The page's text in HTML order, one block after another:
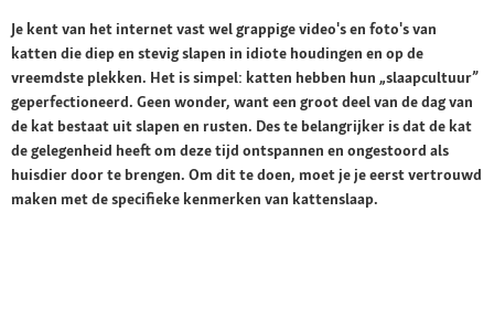
Je kent van het internet vast wel grappige video's en foto's van
katten die diep en stevig slapen in idiote houdingen en op de
vreemdste plekken. Het is simpel: katten hebben hun „slaapcultuur”
geperfectioneerd. Geen wonder, want een groot deel van de dag van
de kat bestaat uit slapen en rusten. Des te belangrijker is dat de kat
de gelegenheid heeft om deze tijd ontspannen en ongestoord als
huisdier door te brengen. Om dit te doen, moet je je eerst vertrouwd
maken met de specifieke kenmerken van kattenslaap.